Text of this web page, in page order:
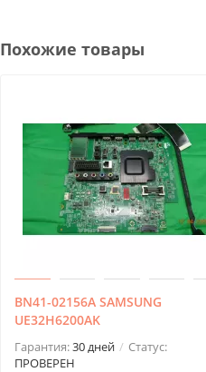
Похожие товары
BN41-02156A SAMSUNG
UE32H6200AK
Гарантия:30 дней
Статус:
ПРОВЕРЕН